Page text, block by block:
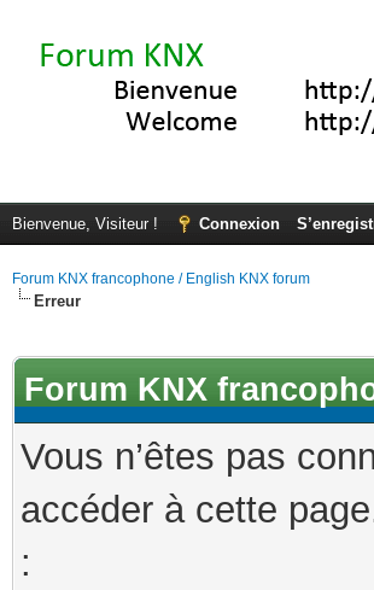
Bienvenue, Visiteur ! Connexion
Forum KNX francophone / English KNX forum
Erreur
Forum KNX
Vous n’êtes pas
accéder à cette
: